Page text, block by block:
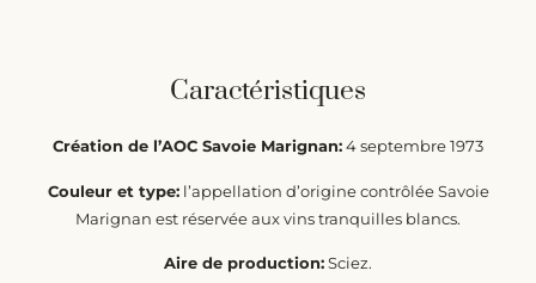
Caractéristiques
Création de l’AOC Savoie Marignan:4 septembre 1973
Couleur et type:l’appellation d’origine contrôlée Savoie
Marignan est réservée aux vins tranquilles blancs.
Aire de production:Sciez.